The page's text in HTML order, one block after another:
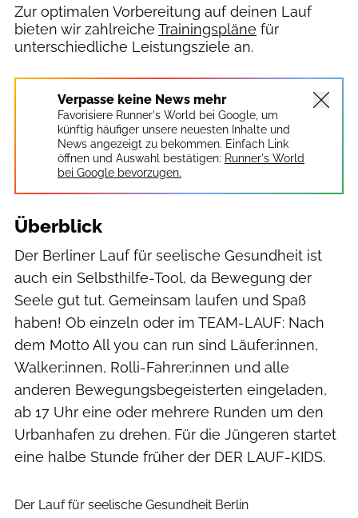
Zur optimalen Vorbereitung auf deinen Lauf
bieten wir zahlreiche Trainingspläne für
unterschiedliche Leistungsziele an.
Verpasse keine News mehr
Favorisiere Runner's World bei Google, um
künftig häufiger unsere neuesten Inhalte und
News angezeigt zu bekommen. Einfach Link
öffnen und Auswahl bestätigen: Runner's World
bei Google bevorzugen.
Überblick
Der Berliner Lauf für seelische Gesundheit ist
auch ein Selbsthilfe-Tool, da Bewegung der
Seele gut tut. Gemeinsam laufen und Spaß
haben! Ob einzeln oder im TEAM-LAUF: Nach
dem Motto All you can run sind Läufer:innen,
Walker:innen, Rolli-Fahrer:innen und alle
anderen Bewegungsbegeisterten eingeladen,
ab 17 Uhr eine oder mehrere Runden um den
Urbanhafen zu drehen. Für die Jüngeren startet
eine halbe Stunde früher der DER LAUF-KIDS.
Der Lauf für seelische Gesundheit Berlin